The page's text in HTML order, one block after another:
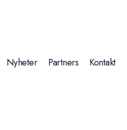
Nyheter Partners Kontakt